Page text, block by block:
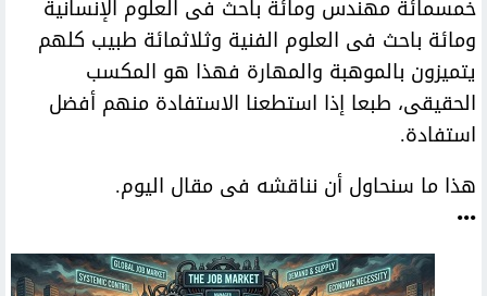
خمسمائة مهندس ومائة باحث فى العلوم الإنسانية
ومائة باحث فى العلوم الفنية وثلاثمائة طبيب كلهم
يتميزون بالموهبة والمهارة فهذا هو المكسب
الحقيقى، طبعا إذا استطعنا الاستفادة منهم أفضل
استفادة.
هذا ما سنحاول أن نناقشه فى مقال اليوم.
•••